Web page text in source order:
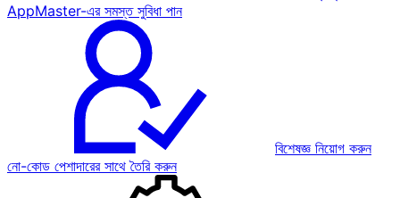
AppMaster-এর সমস্ত সুবিধা পান
বিশেষজ্ঞ নিয়োগ করুন
নো-কোড পেশাদারের সাথে তৈরি করুন